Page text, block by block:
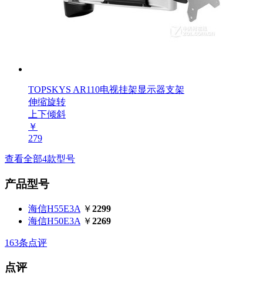
TOPSKYS AR110电视挂架显示器支架
伸缩旋转
上下倾斜
￥
279
查看全部4款型号
产品型号
海信H55E3A ￥2299
海信H50E3A ￥2269
163条点评
点评